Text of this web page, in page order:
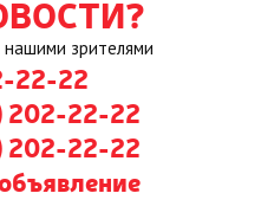
зрителями
22-22
202-22-22
202-22-22